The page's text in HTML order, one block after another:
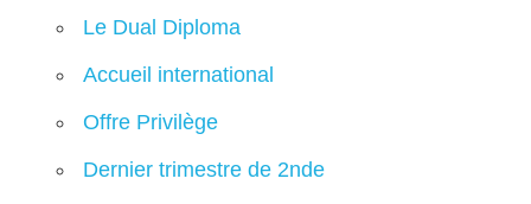
Le Dual Diploma
Accueil international
Offre Privilège
Dernier trimestre de 2nde